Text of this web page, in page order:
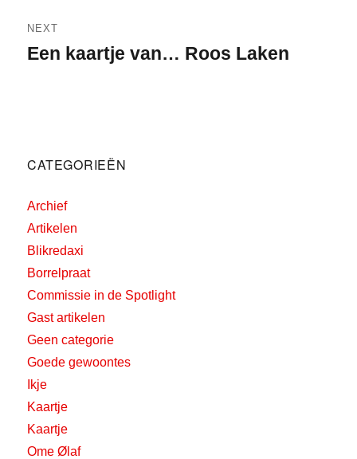
NEXT
Next
Een kaartje van… Roos Laken
CATEGORIEËN
Archief
Artikelen
Blikredaxi
Borrelpraat
Commissie in de Spotlight
Gast artikelen
Geen categorie
Goede gewoontes
Ikje
Kaartje
Kaartje
Ome Ølaf